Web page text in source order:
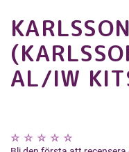
AL/IW